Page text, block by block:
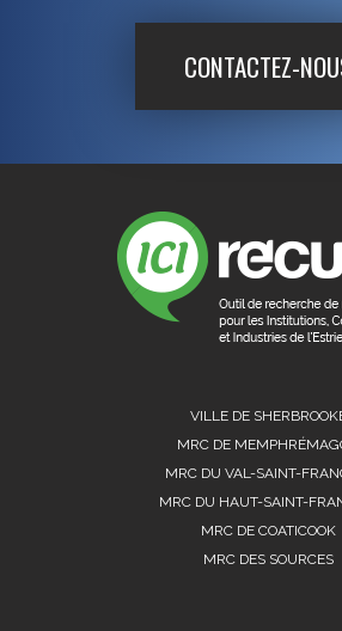
CONTACTEZ-
VILLE DE
MRC DE
MRC DU VAL-SAINT-
MRC DU HAUT-SAINT-
MRC DE COATICOOK
MRC DES SOURCES